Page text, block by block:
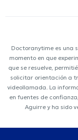
Doctoranytime es una
momento en que
que se resuelve,
solicitar orientación a
videollamada. La
en fuentes de
Aguirre y ha sido